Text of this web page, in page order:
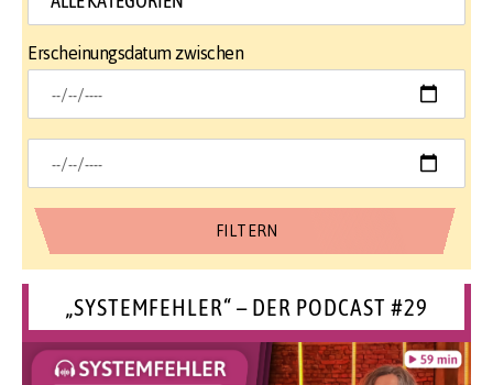
Erscheinungsdatum zwischen
„SYSTEMFEHLER“ – DER PODCAST #29